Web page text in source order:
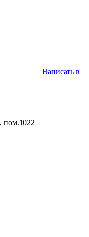
Написать в
пом.1022